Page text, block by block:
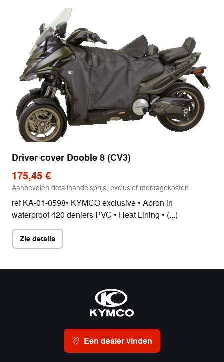
Driver cover Dooble 8 (CV3)
175,45 €
Aanbevolen detailhandelsprijs, exclusief montagekosten
ref KA-01-0598• KYMCO exclusive • Apron in
waterproof 420 deniers PVC • Heat Lining • (...)
Zie details
Een dealer vinden